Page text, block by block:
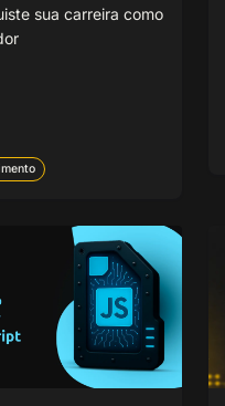
sua carreira como